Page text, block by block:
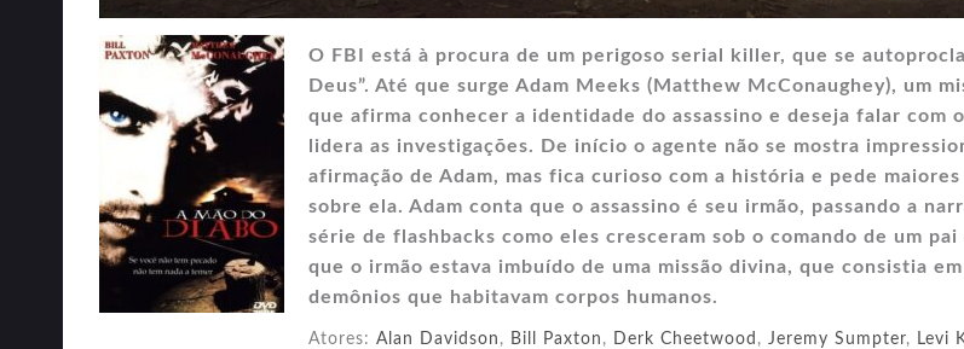
O FBI está à procura de um perigoso serial killer, que se
Deus”. Até que surge Adam Meeks (Matthew McConaughey), um
que afirma conhecer a identidade do assassino e deseja falar com
lidera as investigações. De início o agente não se mostra
afirmação de Adam, mas fica curioso com a história e pede
sobre ela. Adam conta que o assassino é seu irmão, passando a
série de flashbacks como eles cresceram sob o comando de um
que o irmão estava imbuído de uma missão divina, que consistia
demônios que habitavam corpos humanos.
Atores: Alan Davidson , Bill Paxton , Derk Cheetwood , Jeremy Sumpter, Levi